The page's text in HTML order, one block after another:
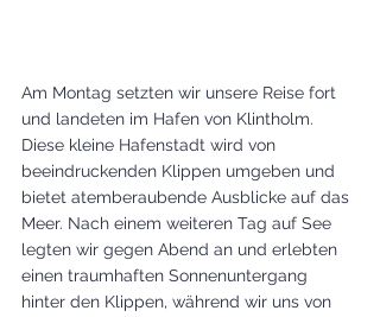
Am Montag setzten wir unsere Reise fort
und landeten im Hafen von Klintholm.
Diese kleine Hafenstadt wird von
beeindruckenden Klippen umgeben und
bietet atemberaubende Ausblicke auf das
Meer. Nach einem weiteren Tag auf See
legten wir gegen Abend an und erlebten
einen traumhaften Sonnenuntergang
hinter den Klippen, während wir uns von